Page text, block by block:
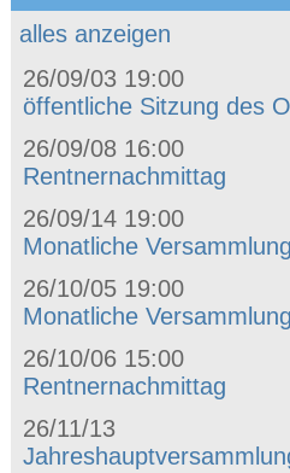
alles anzeigen
26/09/03 19:00
öffentliche Sitzung des
26/09/08 16:00
Rentnernachmittag
26/09/14 19:00
Monatliche
26/10/05 19:00
Monatliche
26/10/06 15:00
Rentnernachmittag
26/11/13